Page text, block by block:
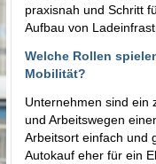
praxisnah und Schritt
Aufbau von
Welche Rollen
Mobilität?
Unternehmen sind ein
und Arbeitswegen
Arbeitsort einfach und
Autokauf eher für ein